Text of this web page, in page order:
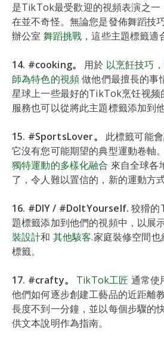
是TikTok最受歡迎的視頻表演之一
在並不奇怪。無論您是發佈舞蹈技
辦公室 舞蹈挑戰 ，這些主題標籤適
14. #cooking。 用於 以烹飪技巧
師為特色的視頻做他們最擅長的
星球上一些最好的TikTok烹饪视频
服務也可以從將此主題標籤添加到
15. #SportsLover。
此標籤可能
它沒有您可能期望的典型運動卷軸
獨特運動的多樣化融合 來自全球各
了，令人難以置信的，新的運動方
16. #DIY / #DoItYourself. 狡猾
題標籤添加到他們的視頻中，以展
裝設計和 其他駭客.家庭裝修空間
標籤。
17. #crafty。 TikTok工匠 通常使
他們如何逐步創建工藝品的近距離
長度不到一分鐘，並以每個步驟的
供文本說明作為指南。